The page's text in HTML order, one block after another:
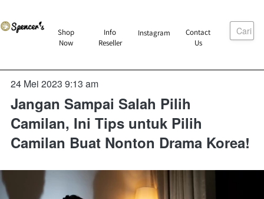
`
Shop
Now
` Info
Reseller
`Instagram `
Contact
Us
Cari
24 Mei 2023 9:13 am
Jangan Sampai Salah Pilih
Camilan, Ini Tips untuk Pilih
Camilan Buat Nonton Drama Korea!